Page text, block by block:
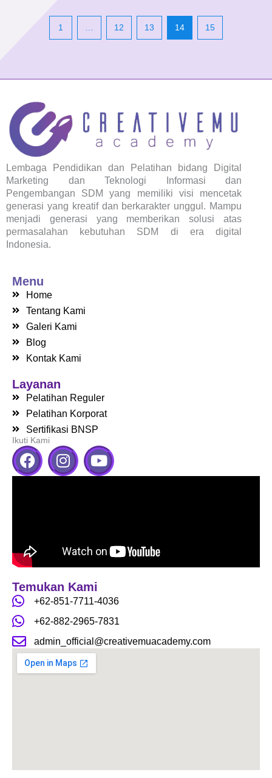
1 12 13 14 15
Lembaga Pendidikan dan Pelatihan bidang Digital
Marketing dan Teknologi Informasi dan
Pengembangan SDM yang memiliki visi mencetak
generasi yang kreatif dan berkarakter unggul. Mampu
menjadi generasi yang memberikan solusi atas
permasalahan kebutuhan SDM di era digital
Indonesia.
Menu
Home
Tentang Kami
Galeri Kami
Blog
Kontak Kami
Layanan
Pelatihan Reguler
Pelatihan Korporat
Sertifikasi BNSP
Ikuti Kami
F
a
o
k
I
n
r
a
Y
o
Temukan Kami
+62-851-7711-4036
+62-882-2965-7831
admin_official@creativemuacademy.com